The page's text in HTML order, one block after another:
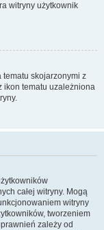
witryny użytkownik
tematu skojarzonymi z
ikon tematu uzależniona
całej witryny. Mogą
witryny
tworzeniem
zależy od